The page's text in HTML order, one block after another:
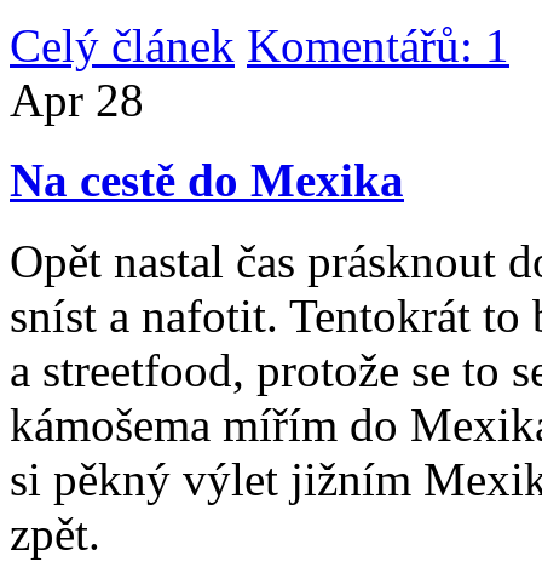
Celý článek Komentářů: 1
Apr 28
Na cestě do Mexika
Opět nastal čas prásknout
sníst a nafotit. Tentokrát
a streetfood, protože se to
kámošema mířím do
si pěkný výlet jižním
zpět.